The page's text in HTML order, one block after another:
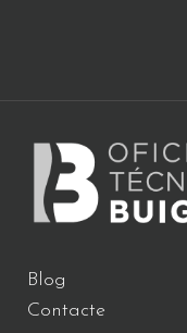
Blog
Contacte